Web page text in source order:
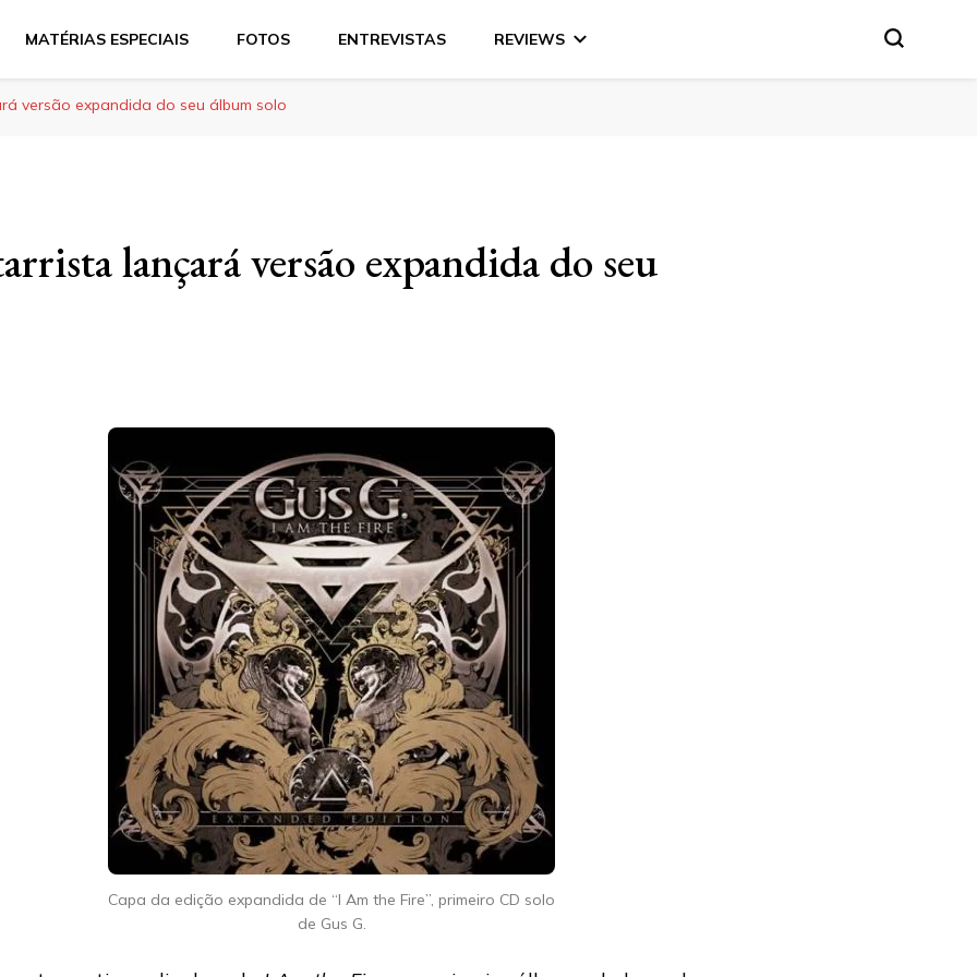
MATÉRIAS ESPECIAIS FOTOS ENTREVISTAS REVIEWS
versão expandida do seu álbum solo
lançará versão expandida do seu
Capa da edição expandida de “I Am the Fire”, primeiro CD solo
de Gus G.